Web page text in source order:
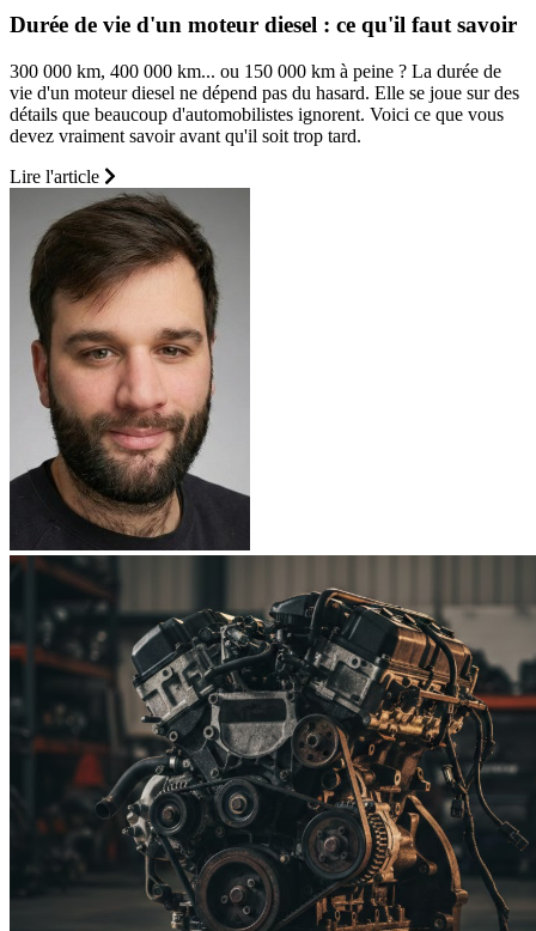
Durée de vie d'un moteur diesel : ce qu'il faut savoir
300 000 km, 400 000 km... ou 150 000 km à peine ? La durée de
vie d'un moteur diesel ne dépend pas du hasard. Elle se joue sur des
détails que beaucoup d'automobilistes ignorent. Voici ce que vous
devez vraiment savoir avant qu'il soit trop tard.
Lire l'article